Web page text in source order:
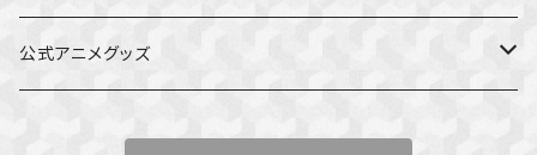
公式アニメグッズ